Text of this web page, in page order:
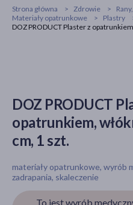
Hit
Strona główna Zdrowie
Materiały opatrunkowe
Plastry
DOZ PRODUCT Plaster z
DOZ PRODUCT
opatrunkiem,
cm, 1 szt.
materiały opatrunkowe, wyrób
zadrapania, skaleczenie
To jest wyrób